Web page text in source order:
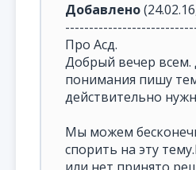
Добавлено
Про Асд.
Добрый вечер всем.
понимания пишу
действительно
Мы можем
спорить на эту